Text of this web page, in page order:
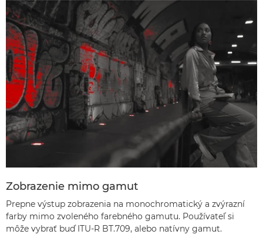
Zobrazenie mimo gamut
Prepne výstup zobrazenia na monochromatický a zvýrazní
farby mimo zvoleného farebného gamutu. Používateľ si
môže vybrať buď ITU-R BT.709, alebo natívny gamut.